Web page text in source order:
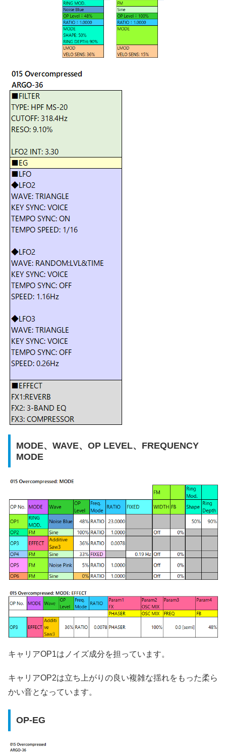
MODE、WAVE、OP LEVEL、FREQUENCY
MODE
キャリアOP1はノイズ成分を担っています。
キャリアOP2は立ち上がりの良い複雑な揺れをもった柔ら
かい音となっています。
OP-EG